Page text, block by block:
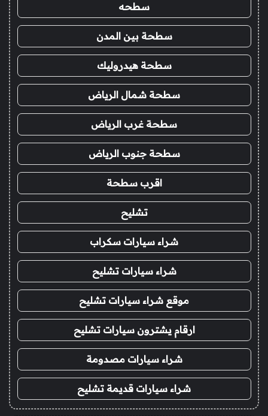
سطحه
سطحة بين المدن
سطحة هيدروليك
سطحة شمال الرياض
سطحة غرب الرياض
سطحة جنوب الرياض
اقرب سطحة
تشليح
شراء سيارات سكراب
شراء سيارات تشليح
موقع شراء سيارات تشليح
ارقام يشترون سيارات تشليح
شراء سيارات مصدومة
شراء سيارات قديمة تشليح